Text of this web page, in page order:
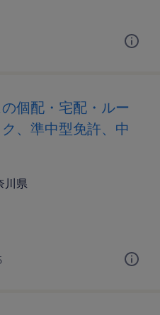
個配・宅配・ルー
、準中型免許、中
川県